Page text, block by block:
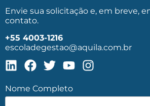
Envie sua solicitação e, em breve,
contato.
+55 4003-1216
escoladegestao@aquila.com.br
Nome Completo